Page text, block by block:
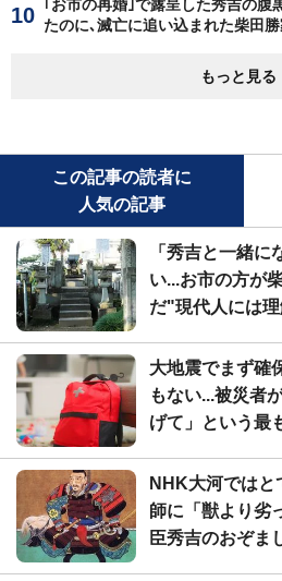
｢お市の再婚｣で露呈した秀吉の
たのに､滅亡に追い込まれた柴田
もっと見る
この記事の読者に
人気の記事
「秀吉と一緒
い...お市の方が
だ"現代人には
大地震でまず確
もない...被災者
げて」という最
NHK大河ではと
師に「獣より劣
臣秀吉のおぞま